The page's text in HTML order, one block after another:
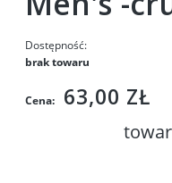
Dostępność:
brak towaru
Cena: 63,00 ZŁ